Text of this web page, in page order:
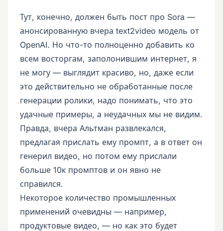
Тут, конечно, должен быть пост про Sora —
анонсированную вчера text2video модель от
OpenAI. Но что-то полноценно добавить ко
всем восторгам, заполонившим интернет, я
не могу — выглядит красиво, но, даже если
это действительно не обработанные после
генерации ролики, надо понимать, что это
удачные примеры, а неудачных мы не видим.
Правда, вчера Альтман развлекался,
предлагая прислать ему промпт, а в ответ он
генерил видео, но потом ему прислали
больше 10к промптов и он явно не
справился.
Некоторое количество промышленных
применений очевидны — например,
продуктовые видео, — но как это будет